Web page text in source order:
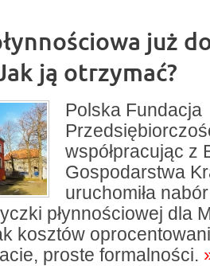
już
ją otrzymać?
Polska Fundacja
współpracując z
Gospodarstwa
uruchomiła
płynnościowej dla
kosztów
proste formalności.